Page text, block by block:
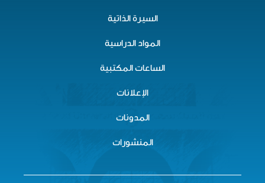
السيرة الذاتية
المواد الدراسية
الساعات المكتبية
الإعلانات
المدونات
المنشورات